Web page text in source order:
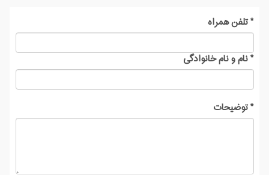
*تلفن همراه
*نام و نام خانوادگی
*توضیحات